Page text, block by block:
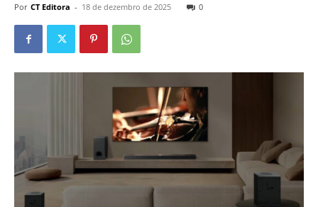
Por CT Editora - 18 de dezembro de 2025 0